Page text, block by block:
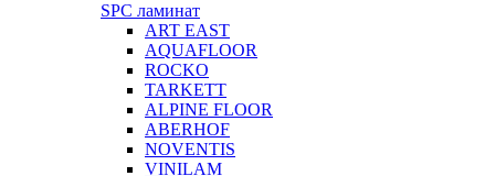
SPC ламинат
ART EAST
AQUAFLOOR
ROCKO
TARKETT
ALPINE FLOOR
ABERHOF
NOVENTIS
VINILAM